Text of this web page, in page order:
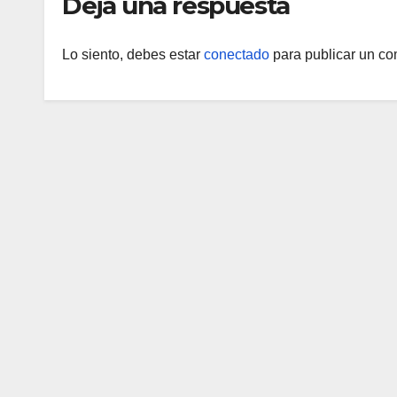
Lo siento, debes estar conectado para publicar un